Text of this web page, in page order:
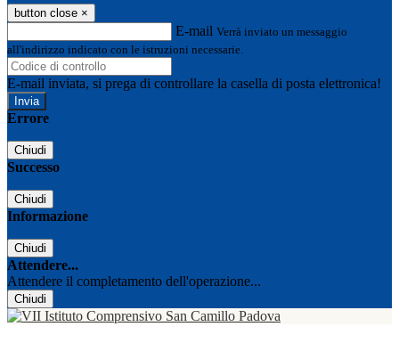
button close ×
E-mail Verrà inviato un messaggio
all'indirizzo indicato con le istruzioni necessarie.
E-mail inviata, si prega di controllare la casella di posta elettronica!
Errore
Chiudi
Successo
Chiudi
Informazione
Chiudi
Attendere...
Attendere il completamento dell'operazione...
Chiudi